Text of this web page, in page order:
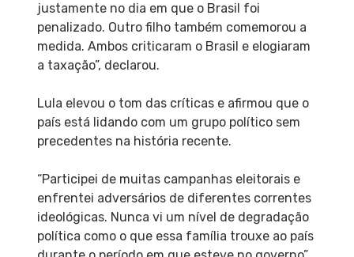
justamente no dia em que o Brasil foi
penalizado. Outro filho também comemorou a
medida. Ambos criticaram o Brasil e elogiaram
a taxação”, declarou.
Lula elevou o tom das críticas e afirmou que o
país está lidando com um grupo político sem
precedentes na história recente.
“Participei de muitas campanhas eleitorais e
enfrentei adversários de diferentes correntes
ideológicas. Nunca vi um nível de degradação
política como o que essa família trouxe ao país